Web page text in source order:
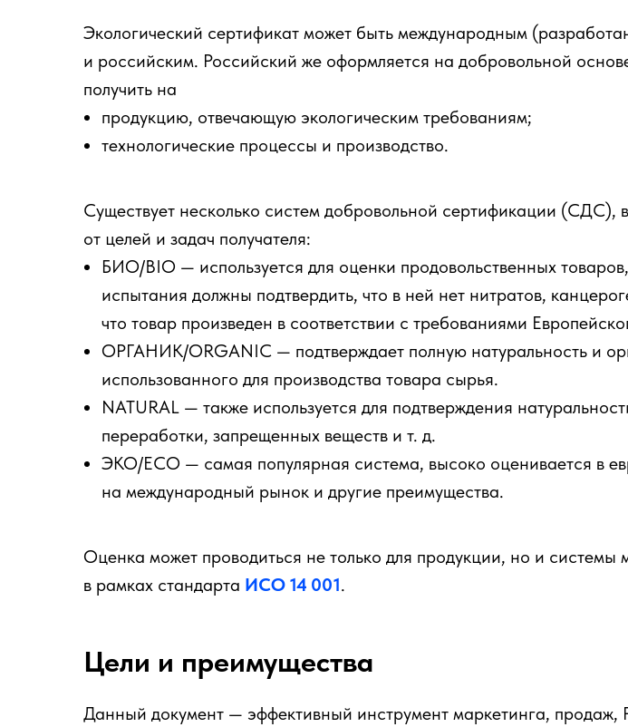
Экологический сертификат может быть международным
и российским. Российский же оформляется на добровольной
получить на
продукцию, отвечающую экологическим требованиям;
технологические процессы и производство.
Существует несколько систем добровольной сертификации
от целей и задач получателя:
БИО/BIO — используется для оценки продовольственных
испытания должны подтвердить, что в ней нет нитратов,
что товар произведен в соответствии с требованиями
ОРГАНИК/ORGANIC — подтверждает полную натуральность и
использованного для производства товара сырья.
NATURAL — также используется для подтверждения
переработки, запрещенных веществ и т. д.
ЭКО/ECO — самая популярная система, высоко оценивается в
на международный рынок и другие преимущества.
Оценка может проводиться не только для продукции, но и
в рамках стандарта ИСО 14 001.
Цели и преимущества
Данный документ — эффективный инструмент маркетинга, продаж,